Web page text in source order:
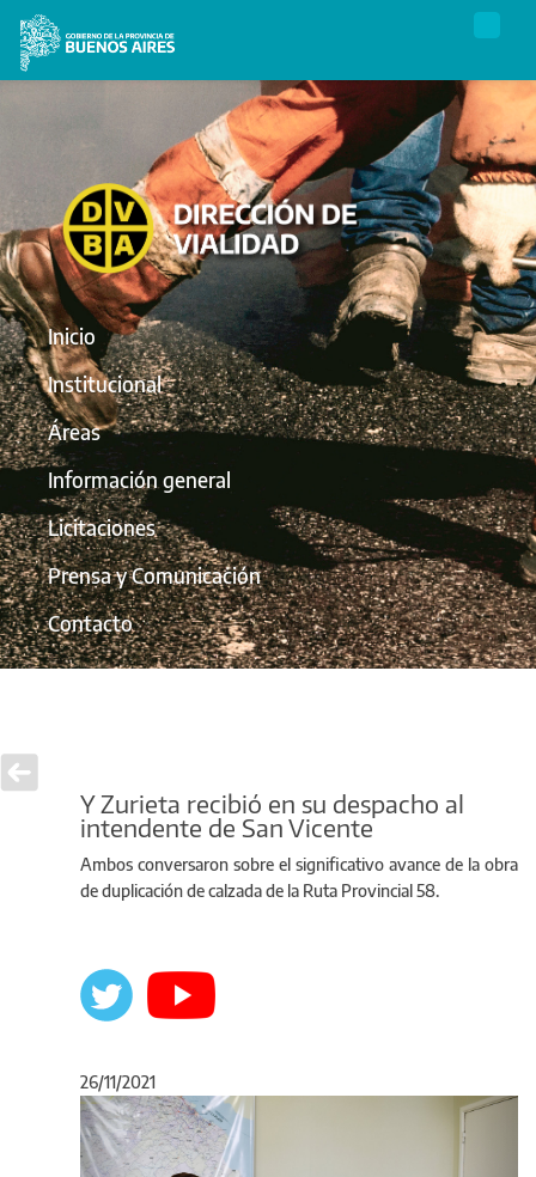
Inicio
Institucional
Áreas
Información general
Licitaciones
Prensa y Comunicación
Contacto
Y Zurieta recibió en su despacho al
intendente de San Vicente
Ambos conversaron sobre el significativo avance de la obra
de duplicación de calzada de la Ruta Provincial 58.
26/11/2021
Anterior